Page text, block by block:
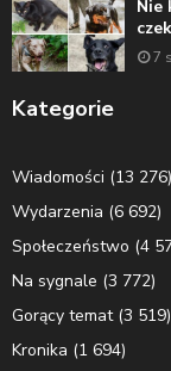
Nie
7
Kategorie
Wiadomości (13 276)
Wydarzenia (6 692)
Społeczeństwo (4
Na sygnale (3 772)
Gorący temat(3 519)
Kronika (1 694)